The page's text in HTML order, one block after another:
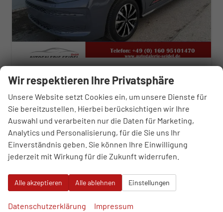
2.0 TDI LÜ Lite Sport Edition
Fahrzeugnr. 109014 Getriebe Automatik
Kraftstoff Diesel Außenfarbe Puregrey
Leistung 110 kW (150 PS) Kilometerstand 10 km
01.11.2025
Verbrauch kombiniert:6,70 l/100km
CO2-Emissionen:175,00 g/km
Wir respektieren Ihre Privatsphäre
Unsere Website setzt Cookies ein, um unsere Dienste für
Sie bereitzustellen. Hierbei berücksichtigen wir Ihre
Auswahl und verarbeiten nur die Daten für Marketing,
Analytics und Personalisierung, für die Sie uns Ihr
Einverständnis geben. Sie können Ihre Einwilligung
jederzeit mit Wirkung für die Zukunft widerrufen.
Alle akzeptieren Alle ablehnen Einstellungen
Datenschutzerklärung Impressum